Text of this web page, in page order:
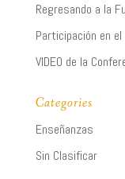
Regresando a la
Participación en el
VIDEO de la
Categories
Enseñanzas
Sin Clasificar